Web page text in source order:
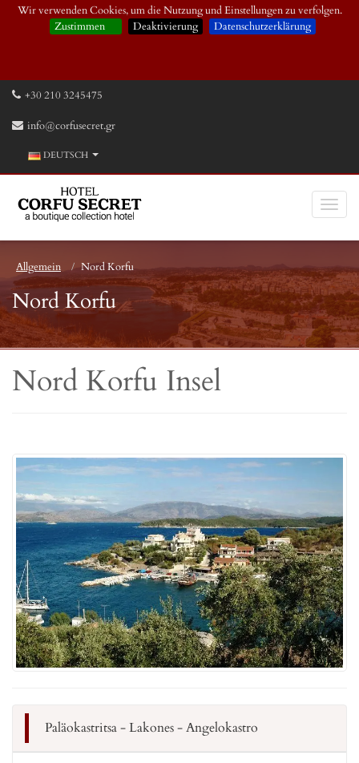
Wir verwenden Cookies, um die Nutzung und Einstellungen zu verfolgen.
Zustimmen
Deaktivierung Datenschutzerklärung
+30 210 3245475
info@corfusecret.gr
DEUTSCH
Allgemein Nord Korfu
Nord Korfu
Nord Korfu Insel
Paläokastritsa - Lakones - Angelokastro